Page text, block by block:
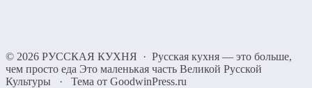
© 2026 РУССКАЯ КУХНЯ · Русская кухня — это больше,
чем просто еда Это маленькая часть Великой Русской
Культуры
· Тема от GoodwinPress.ru